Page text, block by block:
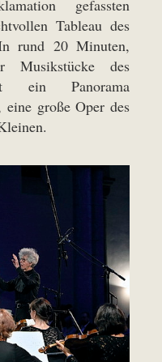
gefassten
Tableau des
rund 20 Minuten,
Musikstücke des
ein Panorama
eine große Oper des